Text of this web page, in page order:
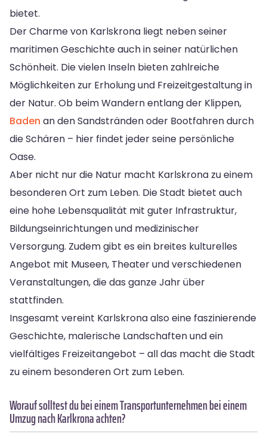
bietet.
Der Charme von Karlskrona liegt neben seiner
maritimen Geschichte auch in seiner natürlichen
Schönheit. Die vielen Inseln bieten zahlreiche
Möglichkeiten zur Erholung und Freizeitgestaltung in
der Natur. Ob beim Wandern entlang der Klippen,
Baden an den Sandstränden oder Bootfahren durch
die Schären – hier findet jeder seine persönliche
Oase.
Aber nicht nur die Natur macht Karlskrona zu einem
besonderen Ort zum Leben. Die Stadt bietet auch
eine hohe Lebensqualität mit guter Infrastruktur,
Bildungseinrichtungen und medizinischer
Versorgung. Zudem gibt es ein breites kulturelles
Angebot mit Museen, Theater und verschiedenen
Veranstaltungen, die das ganze Jahr über
stattfinden.
Insgesamt vereint Karlskrona also eine faszinierende
Geschichte, malerische Landschaften und ein
vielfältiges Freizeitangebot – all das macht die Stadt
zu einem besonderen Ort zum Leben.
Worauf solltest du bei einem Transportunternehmen bei einem
Umzug nach Karlkrona achten?